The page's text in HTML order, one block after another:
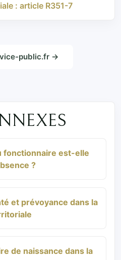
: article R351-7
public.fr →
fonctionnaire est-elle
?
et prévoyance dans la
de naissance dans la